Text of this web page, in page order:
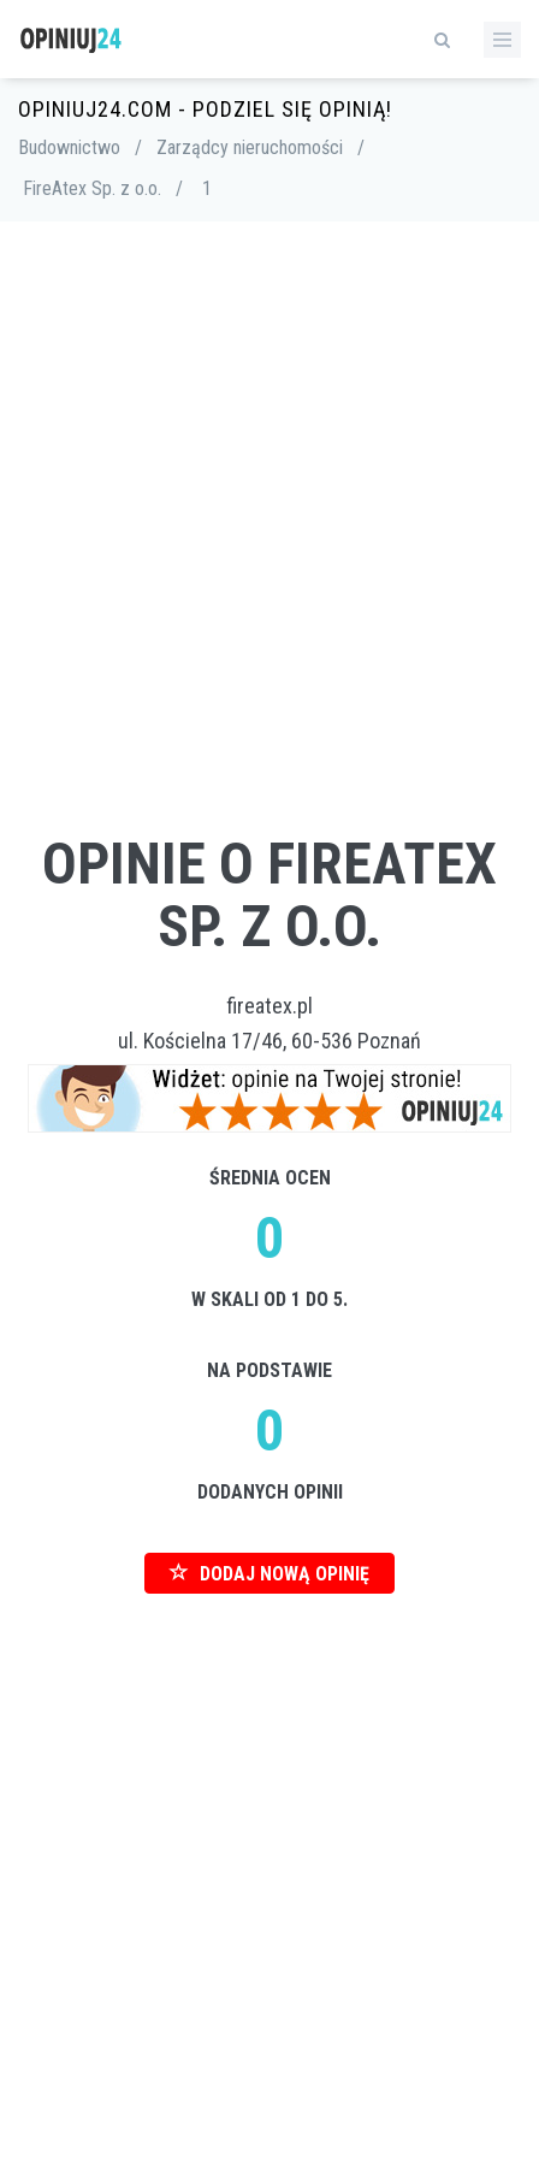
OPINIUJ24.COM - PODZIEL SIĘ OPINIĄ!
Budownictwo / Zarządcy nieruchomości
/
FireAtex Sp. z o.o.
/ 1
OPINIE O FIREATEX
SP. Z O.O.
fireatex.pl
ul. Kościelna 17/46, 60-536 Poznań
ŚREDNIA OCEN
0
W SKALI OD 1 DO 5.
NA PODSTAWIE
0
DODANYCH OPINII
DODAJ NOWĄ OPINIĘ